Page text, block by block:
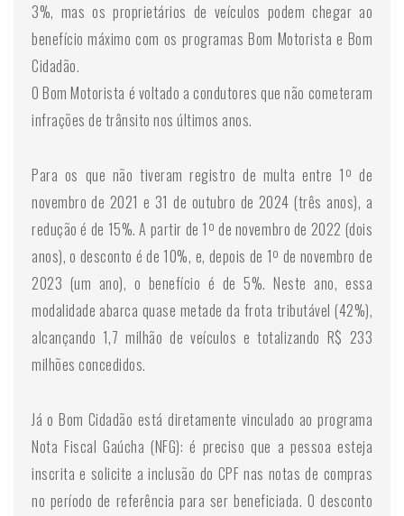
3%, mas os proprietários de veículos podem chegar ao
benefício máximo com os programas Bom Motorista e Bom
Cidadão.
O Bom Motorista é voltado a condutores que não cometeram
infrações de trânsito nos últimos anos.
Para os que não tiveram registro de multa entre 1º de
novembro de 2021 e 31 de outubro de 2024 (três anos), a
redução é de 15%. A partir de 1º de novembro de 2022 (dois
anos), o desconto é de 10%, e, depois de 1º de novembro de
2023 (um ano), o benefício é de 5%. Neste ano, essa
modalidade abarca quase metade da frota tributável (42%),
alcançando 1,7 milhão de veículos e totalizando R$ 233
milhões concedidos.
Já o Bom Cidadão está diretamente vinculado ao programa
Nota Fiscal Gaúcha (NFG): é preciso que a pessoa esteja
inscrita e solicite a inclusão do CPF nas notas de compras
no período de referência para ser beneficiada. O desconto